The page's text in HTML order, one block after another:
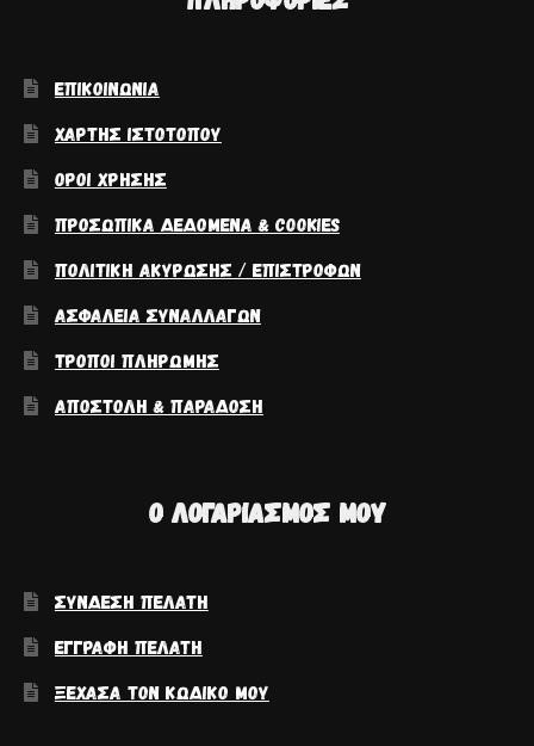
ΕΠΙΚΟΙΝΩΝΊΑ
ΧΆΡΤΗΣ ΙΣΤΟΤΌΠΟΥ
ΌΡΟΙ ΧΡΉΣΗΣ
ΠΡΟΣΩΠΙΚΆ ΔΕΔΟΜΈΝΑ & COOKIES
ΠΟΛΙΤΙΚΉ ΑΚΎΡΩΣΗΣ / ΕΠΙΣΤΡΟΦΏΝ
ΑΣΦΆΛΕΙΑ ΣΥΝΑΛΛΑΓΏΝ
ΤΡΌΠΟΙ ΠΛΗΡΩΜΉΣ
ΑΠΟΣΤΟΛΉ & ΠΑΡΆΔΟΣΗ
Ο ΛΟΓΑΡΙΑΣΜΌΣ ΜΟΥ
ΣΎΝΔΕΣΗ ΠΕΛΆΤΗ
ΕΓΓΡΑΦΉ ΠΕΛΆΤΗ
ΞΈΧΑΣΑ ΤΟΝ ΚΩΔΙΚΌ ΜΟΥ